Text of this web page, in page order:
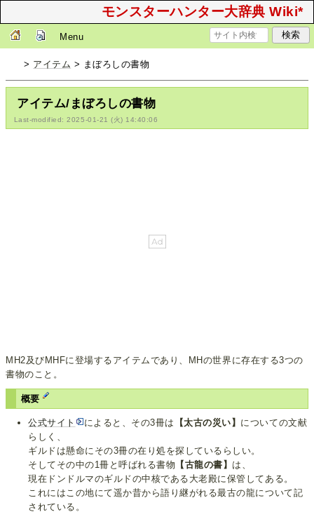
モンスターハンター大辞典 Wiki*
Menu
> アイテム > まぼろしの書物
アイテム/まぼろしの書物
Last-modified: 2025-01-21 (火) 14:40:06
MH2及びMHFに登場するアイテムであり、MHの世界に存在する3つの
書物のこと。
概要
公式サイト によると、その3冊は 【太古の災い】 についての文献
らしく、
ギルドは懸命にその3冊の在り処を探しているらしい。
そしてその中の1冊と呼ばれる書物 【古龍の書】 は、
現在ドンドルマのギルドの中核である大老殿に保管してある。
これにはこの地にて遥か昔から語り継がれる最古の龍について記
されている。